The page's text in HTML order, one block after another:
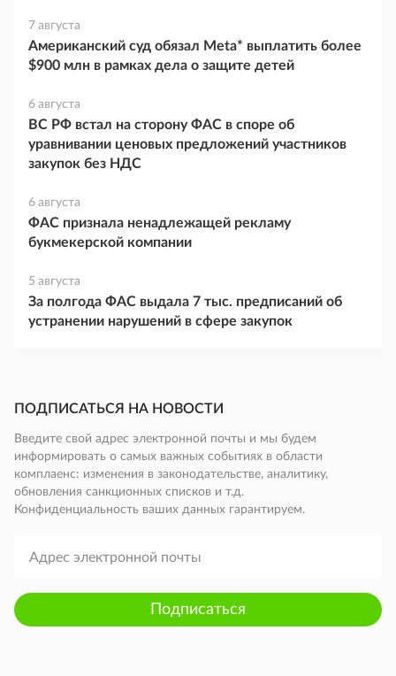
7 августа
Американский суд обязал Meta* выплатить более
$900 млн в рамках дела о защите детей
6 августа
ВС РФ встал на сторону ФАС в споре об
уравнивании ценовых предложений участников
закупок без НДС
6 августа
ФАС признала ненадлежащей рекламу
букмекерской компании
5 августа
За полгода ФАС выдала 7 тыс. предписаний об
устранении нарушений в сфере закупок
ПОДПИСАТЬСЯ НА НОВОСТИ
Введите свой адрес электронной почты и мы будем
информировать о самых важных событиях в области
комплаенс: изменения в законодательстве, аналитику,
обновления санкционных списков и т.д.
Конфиденциальность ваших данных гарантируем.
Подписаться